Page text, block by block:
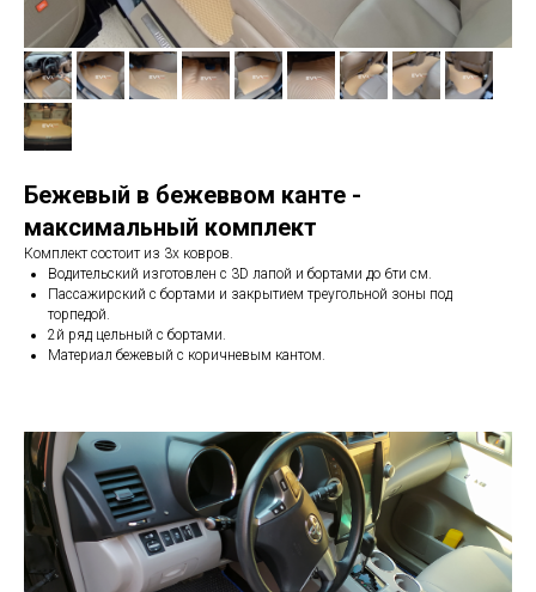
Бежевый в бежеввом канте -
максимальный комплект
Комплект состоит из 3х ковров.
Водительский изготовлен с 3D лапой и бортами до 6ти см.
Пассажирский с бортами и закрытием треугольной зоны под
торпедой.
2й ряд цельный с бортами.
Материал бежевый с коричневым кантом.